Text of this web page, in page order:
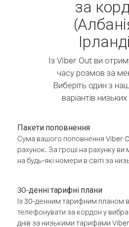
за
Із Viber Out ви
часу розмов за
Виберіть один з
варіантів
Пакети поповнення
Сума вашого поповнення Viber
рахунок. За гроші на рахунку
на будь-які номери в світі за
30-денні тарифні плани
Із 30-денним тарифним планом
телефонувати за кордон у
днів за низькими тарифами